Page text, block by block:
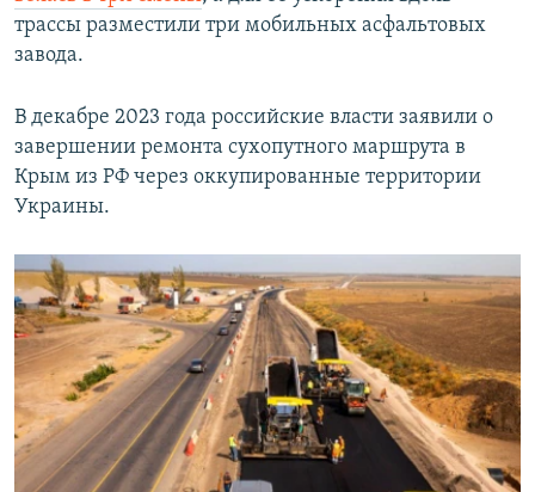
трассы разместили три мобильных асфальтовых
завода.
В декабре 2023 года российские власти заявили о
завершении ремонта сухопутного маршрута в
Крым из РФ через оккупированные территории
Украины.